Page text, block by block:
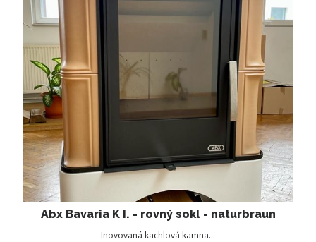
Abx Bavaria K I. - rovný sokl - naturbraun
Inovovaná kachlová kamna…